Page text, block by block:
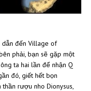
dẫn đến Village of
phải, bạn sẽ gặp một
ta hai lần để nhận Q
đó, giết hết bọn
rượu nho Dionysus,